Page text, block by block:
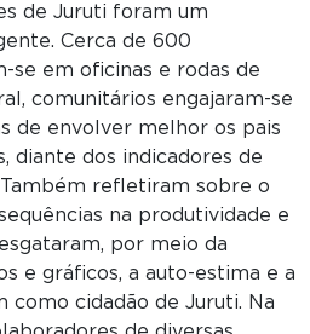
de Juruti foram um
Cerca de 600
se em oficinas e rodas de
comunitários engajaram-se
de envolver melhor os pais
diante dos indicadores de
refletiram sobre o
na produtividade e
por meio da
e gráficos, a auto-estima e a
como cidadão de Juruti. Na